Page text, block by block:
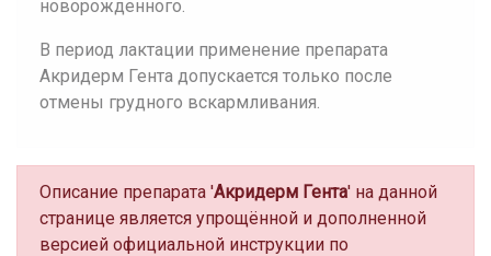
новорожденного.
В период лактации применение препарата
Акридерм Гента допускается только после
отмены грудного вскармливания.
Описание препарата 'Акридерм Гента' на данной
странице является упрощённой и дополненной
версией официальной инструкции по